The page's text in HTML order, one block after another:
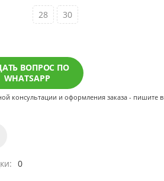
28 30
ВОПРОС ПО
WHATSAPP
консультации и оформления заказа - пишите в
0